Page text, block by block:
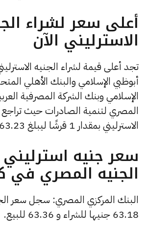
أعلى سعر لشراء
الاسترليني الآن
تجد أعلى قيمة لشراء الجنيه
أبوظبي الإسلامي والبنك الأهلي
الإسلامي وبنك الشركة المصرفية
المصري لتنمية الصادرات حيث
الاسترليني بمقدار 1 قرشًا ليبلغ 63.23 جنيهًا
سعر جنيه استرليني
الجنيه المصري في
البنك المركزي المصري: سجل سعر
63.18 جنيها للشراء و 63.36 للبيع.